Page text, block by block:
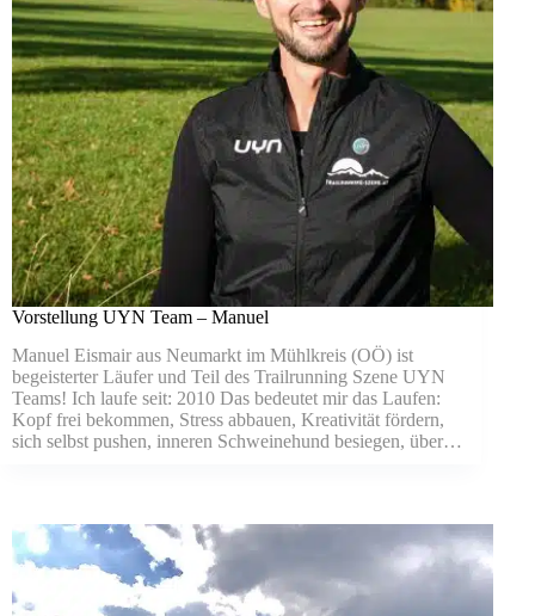
Vorstellung UYN Team – Manuel
Manuel Eismair aus Neumarkt im Mühlkreis (OÖ) ist
begeisterter Läufer und Teil des Trailrunning Szene UYN
Teams! Ich laufe seit: 2010 Das bedeutet mir das Laufen:
Kopf frei bekommen, Stress abbauen, Kreativität fördern,
sich selbst pushen, inneren Schweinehund besiegen, über…